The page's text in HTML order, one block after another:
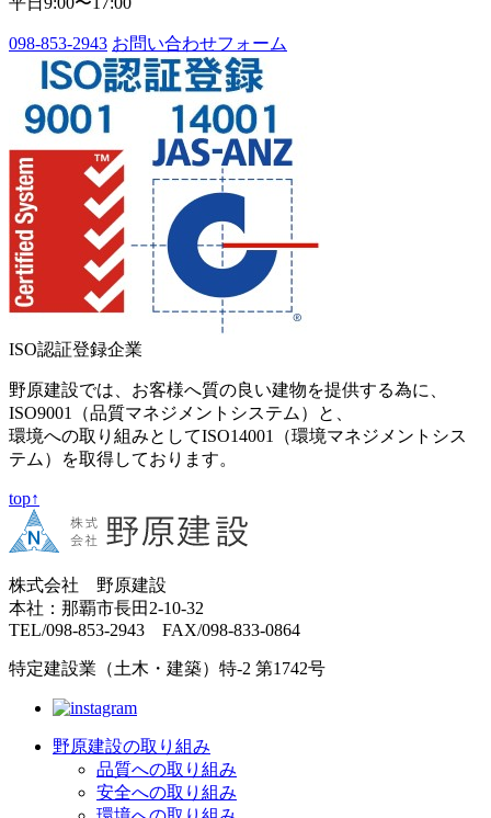
098-853-2943 お問い合わせフォーム
ISO認証登録企業
野原建設では、お客様へ質の良い建物を提供する為に、
ISO9001（品質マネジメントシステム）と、
環境への取り組みとしてISO14001（環境マネジメントシス
テム）を取得しております。
top↑
株式会社 野原建設
本社：那覇市長田2-10-32
TEL/098-853-2943 FAX/098-833-0864
特定建設業（土木・建築）特-2 第1742号
野原建設の取り組み
品質への取り組み
安全への取り組み